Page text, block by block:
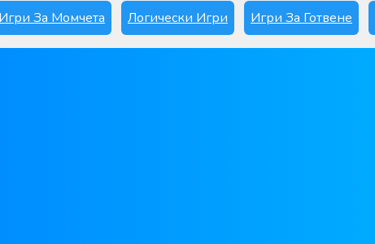
SPAIN
Игри За Момчета Логически Игри Игри За Готвене